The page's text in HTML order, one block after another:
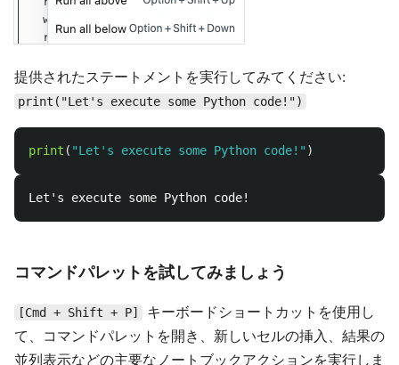
提供されたステートメントを実行してみてください:
print("Let's execute some Python code!")
print ( "Let ' s execute some Python code! " )
コマンドパレットを試してみましょう
[Cmd + Shift + P]
キーボードショートカットを使用し
て、コマンドパレットを開き、新しいセルの挿入、結果の
並列表示などの主要なノートブックアクションを実行しま